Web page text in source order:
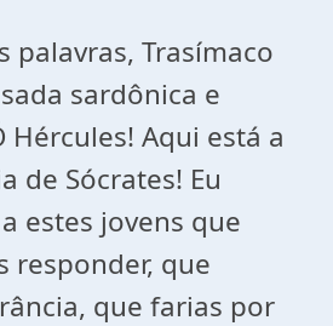
palavras, Trasímaco
sardônica e
Hércules! Aqui está a
de Sócrates! Eu
estes jovens que
responder, que
que farias por